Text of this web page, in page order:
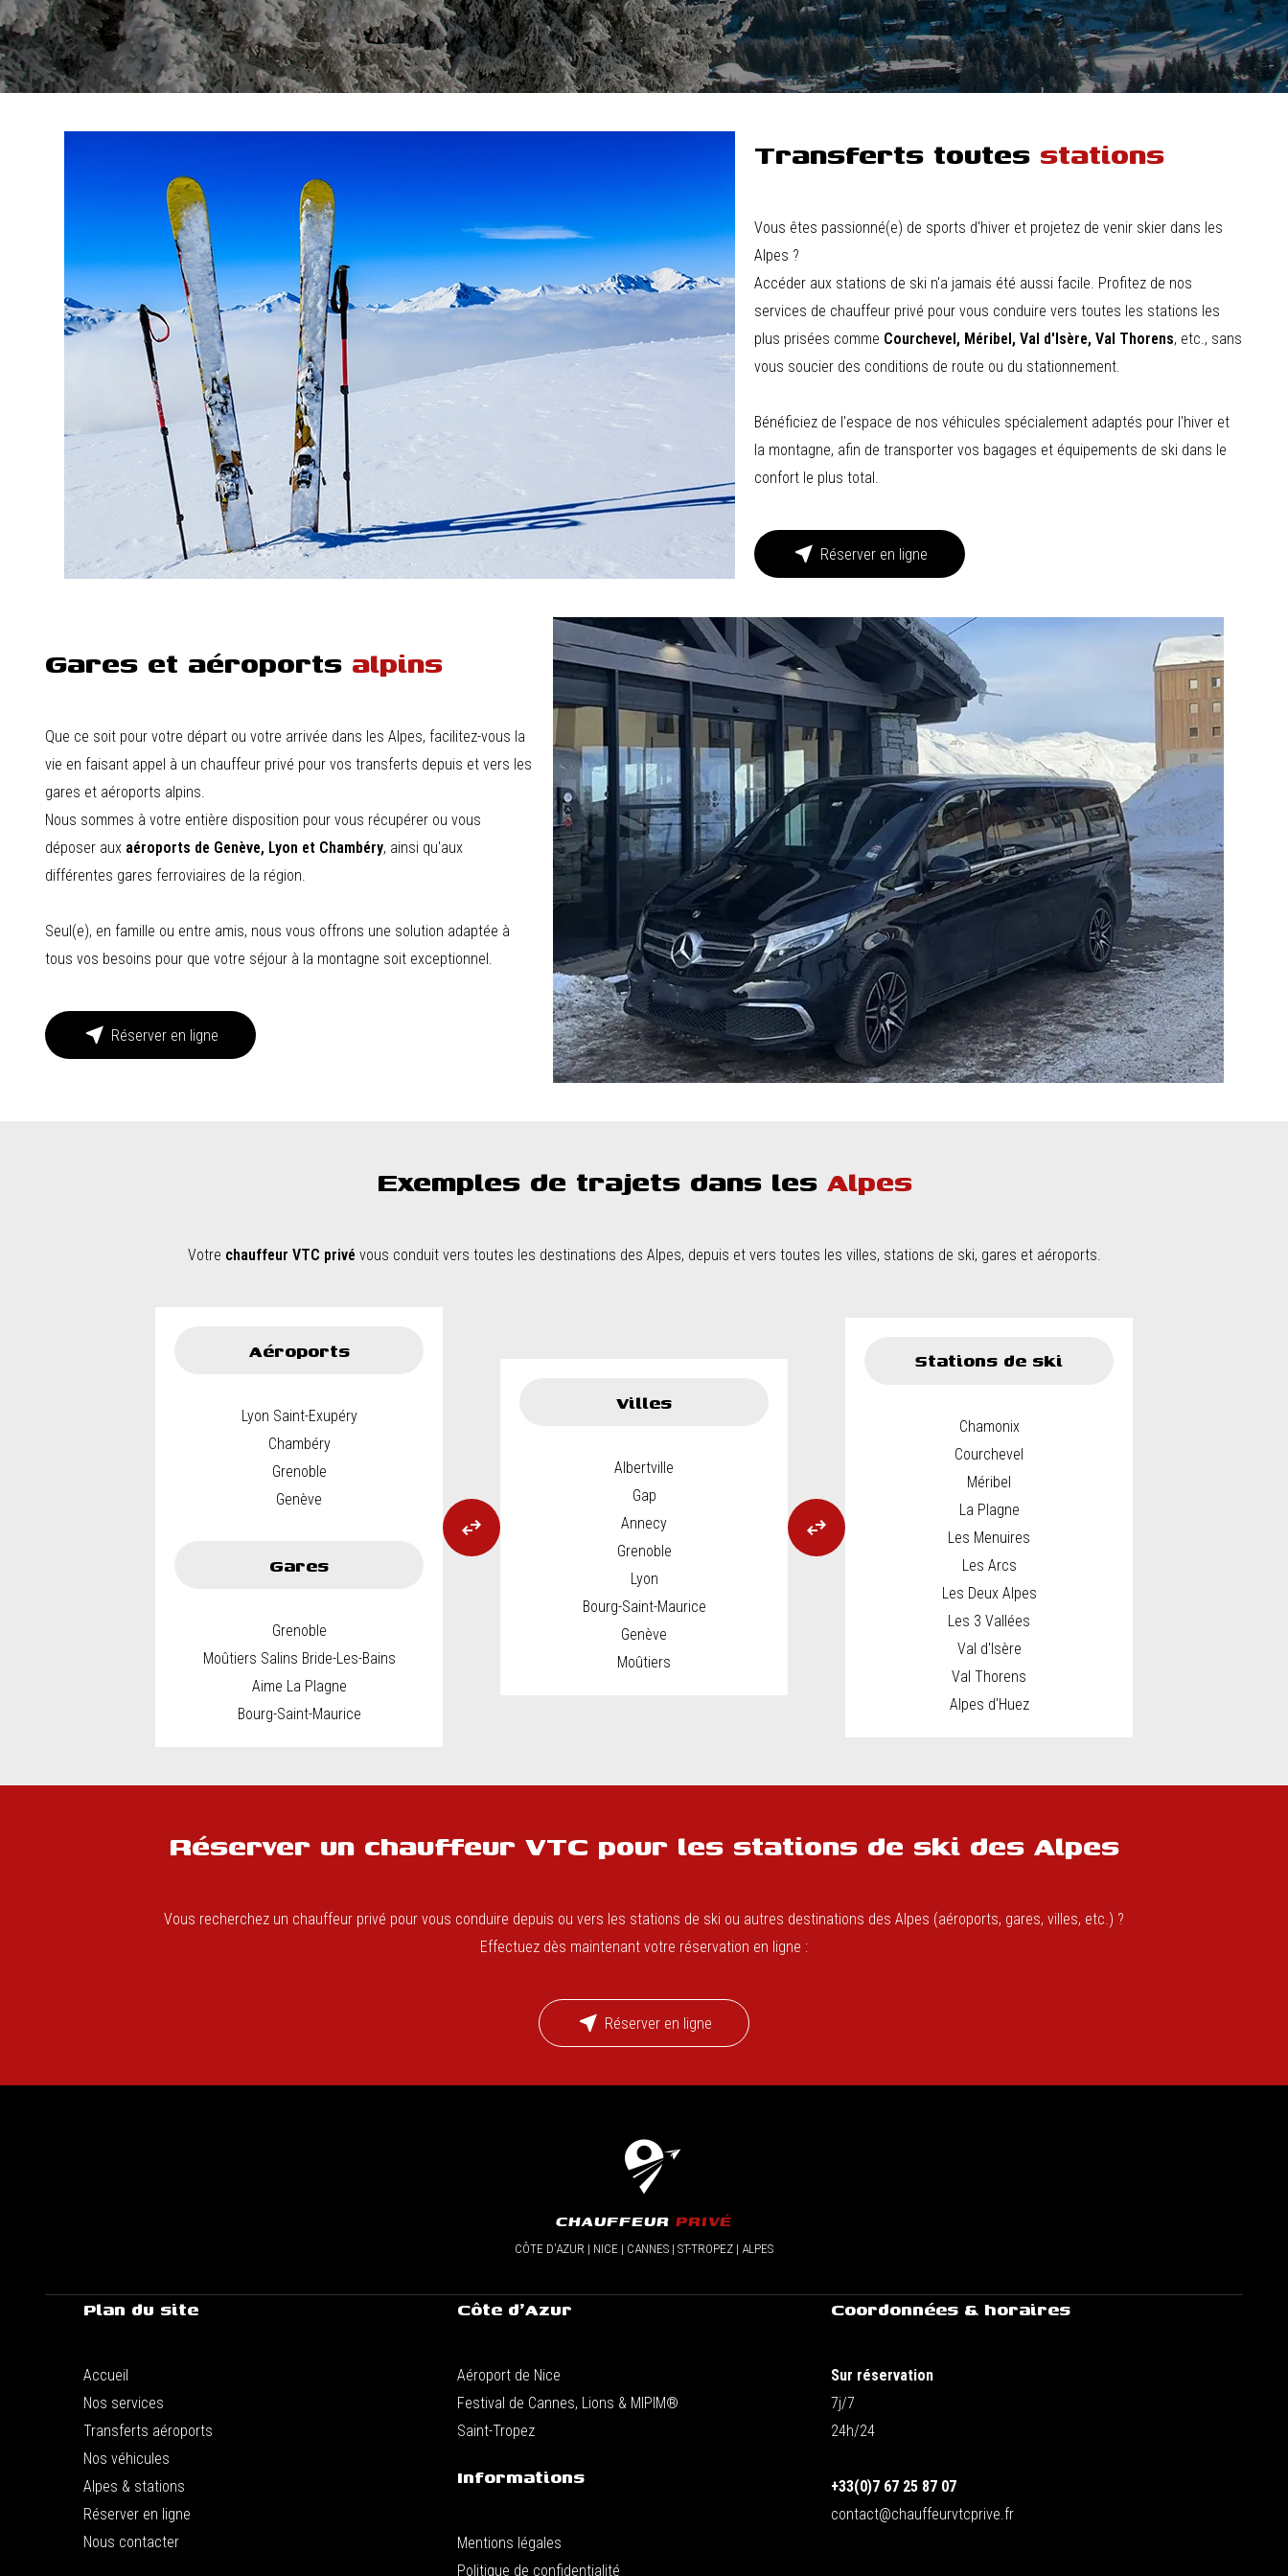
Transferts toutes stations
Vous êtes passionné(e) de sports d'hiver et projetez de venir skier dans les
Alpes ?
Accéder aux stations de ski n'a jamais été aussi facile. Profitez de nos
services de chauffeur privé pour vous conduire vers toutes les stations les
plus prisées comme Courchevel, Méribel, Val d'Isère, Val Thorens, etc., sans
vous soucier des conditions de route ou du stationnement.
Bénéficiez de l'espace de nos véhicules spécialement adaptés pour l'hiver et
la montagne, afin de transporter vos bagages et équipements de ski dans le
confort le plus total.
near_me Réserver en ligne
Gares et aéroports alpins
Que ce soit pour votre départ ou votre arrivée dans les Alpes, facilitez-vous la
vie en faisant appel à un chauffeur privé pour vos transferts depuis et vers les
gares et aéroports alpins.
Nous sommes à votre entière disposition pour vous récupérer ou vous
déposer aux aéroports de Genève, Lyon et Chambéry, ainsi qu'aux
différentes gares ferroviaires de la région.
Seul(e), en famille ou entre amis, nous vous offrons une solution adaptée à
tous vos besoins pour que votre séjour à la montagne soit exceptionnel.
near_me Réserver en ligne
Exemples de trajets dans les Alpes
Votre chauffeur VTC privé vous conduit vers toutes les destinations des Alpes, depuis et vers toutes les villes, stations de ski, gares et aéroports.
Aéroports
Lyon Saint-Exupéry
Chambéry
Grenoble
Genève
Gares
Grenoble
Moûtiers Salins Bride-Les-Bains
Aime La Plagne
Bourg-Saint-Maurice
swap_horiz
Villes
Albertville
Gap
Annecy
Grenoble
Lyon
Bourg-Saint-Maurice
Genève
Moûtiers
swap_horiz
Stations de ski
Chamonix
Courchevel
Méribel
La Plagne
Les Menuires
Les Arcs
Les Deux Alpes
Les 3 Vallées
Val d'Isère
Val Thorens
Alpes d'Huez
Réserver un chauffeur VTC pour les stations de ski des Alpes
Vous recherchez un chauffeur privé pour vous conduire depuis ou vers les stations de ski ou autres destinations des Alpes (aéroports, gares, villes, etc.) ?
Effectuez dès maintenant votre réservation en ligne :
near_me Réserver en ligne
CHAUFFEUR PRIVÉ
CÔTE D'AZUR | NICE | CANNES | ST-TROPEZ | ALPES
Plan du site
Accueil
Nos services
Transferts aéroports
Nos véhicules
Alpes & stations
Réserver en ligne
Nous contacter
Côte d'Azur
Aéroport de Nice
Festival de Cannes, Lions & MIPIM®
Saint-Tropez
Informations
Mentions légales
Politique de confidentialité
Coordonnées & horaires
Sur réservation
7j/7
24h/24
+33(0)7 67 25 87 07
contact@chauffeurvtcprive.fr